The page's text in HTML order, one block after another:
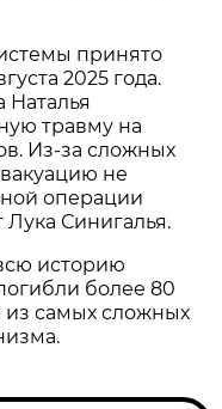
принято
2025 года.
Наталья
травму на
Из-за сложных
не
операции
Лука Синигалья.
историю
более 80
из самых сложных